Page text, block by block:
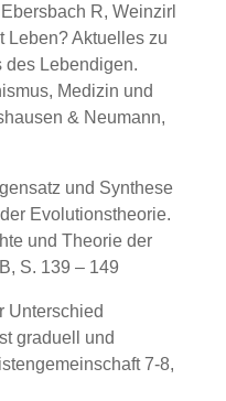
R, Weinzirl
Leben? Aktuelles zu
des Lebendigen.
Medizin und
& Neumann,
und Synthese
Evolutionstheorie.
und Theorie der
S. 139 – 149
Unterschied
graduell und
7-8,